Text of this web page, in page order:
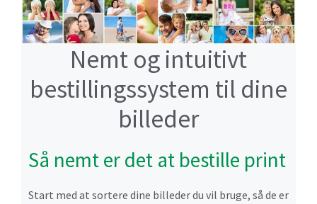
Nemt og intuitivt
bestillingssystem til dine
billeder
Så nemt er det at bestille print
Start med at sortere dine billeder du vil bruge, så de er